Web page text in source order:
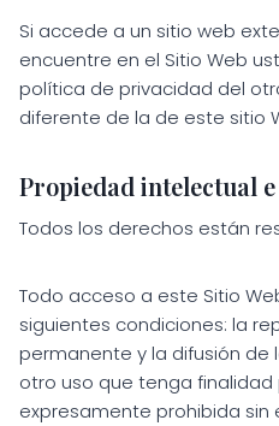
Si accede a un sitio web
encuentre en el Sitio Web
política de privacidad del
diferente de la de este sitio
Propiedad intelectual
Todos los derechos están
Todo acceso a este Sitio
siguientes condiciones: la
permanente y la difusión de
otro uso que tenga
expresamente prohibida